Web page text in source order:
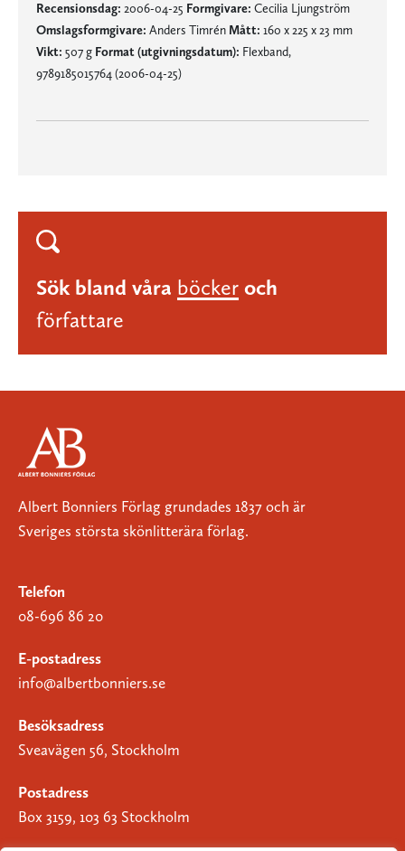
Recensionsdag: 2006-04-25 Formgivare: Cecilia Ljungström
Omslagsformgivare: Anders Timrén Mått: 160 x 225 x 23 mm
Vikt: 507 g Format (utgivningsdatum): Flexband,
9789185015764 (2006-04-25)
Sök bland våra böcker och
författare
Albert Bonniers Förlag grundades 1837 och är
Sveriges största skönlitterära förlag.
Telefon
08-696 86 20
E-postadress
info@albertbonniers.se
Besöksadress
Sveavägen 56, Stockholm
Postadress
Box 3159, 103 63 Stockholm